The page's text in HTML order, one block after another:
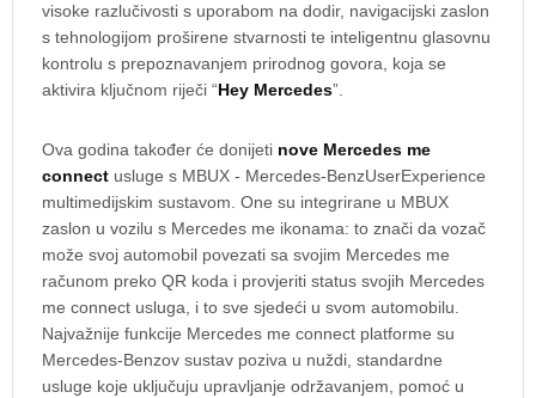
visoke razlučivosti s uporabom na dodir, navigacijski zaslon
s tehnologijom proširene stvarnosti te inteligentnu glasovnu
kontrolu s prepoznavanjem prirodnog govora, koja se
aktivira ključnom riječi “Hey Mercedes”.
Ova godina također će donijeti nove Mercedes me
connect usluge s MBUX - Mercedes-BenzUserExperience
multimedijskim sustavom. One su integrirane u MBUX
zaslon u vozilu s Mercedes me ikonama: to znači da vozač
može svoj automobil povezati sa svojim Mercedes me
računom preko QR koda i provjeriti status svojih Mercedes
me connect usluga, i to sve sjedeći u svom automobilu.
Najvažnije funkcije Mercedes me connect platforme su
Mercedes-Benzov sustav poziva u nuždi, standardne
usluge koje uključuju upravljanje održavanjem, pomoć u